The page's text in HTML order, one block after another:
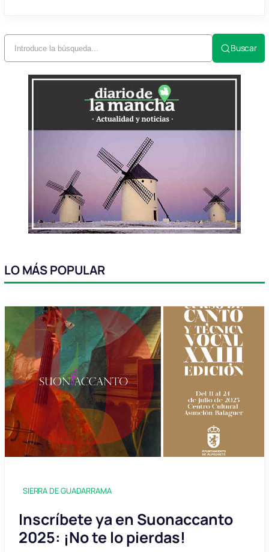
Buscar
LO MÁS POPULAR
SIERRA DE GUADARRAMA
Inscríbete ya en Suonaccanto
2025: ¡No te lo pierdas!